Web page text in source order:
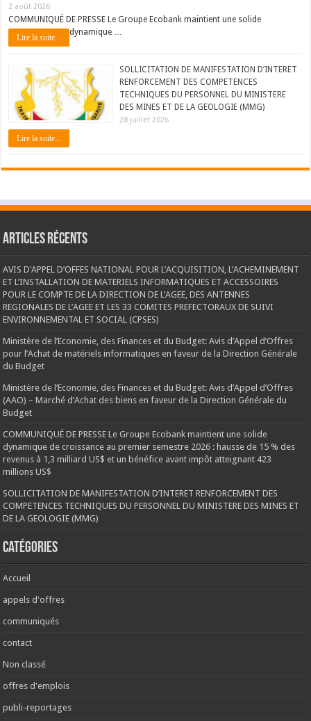
2 août 2026
COMMUNIQUÉ DE PRESSE Le Groupe Ecobank maintient une solide
dynamique …
Lire la suite...
SOLLICITATION DE MANIFESTATION D’INTERET
RENFORCEMENT DES COMPETENCES
TECHNIQUES DU PERSONNEL DU MINISTERE
DES MINES ET DE LA GEOLOGIE (MMG)
28 juillet 2026
Lire la suite...
Articles récents
AVIS D’APPEL D’OFFES NATIONAL POUR L’ACQUISITION, L’ACHEMINEMENT
ET L’INSTALLATION DE MATERIELS INFORMATIQUES ET ACCESSOIRES
POUR LE COMPTE DE LA DIRECTION DE L’AGEE, DES ANTENNES
REGIONALES DE L’AGEE ET LES 33 COMITES PREFECTORAUX DE SUIVI
ENVIRONNEMENTAL ET SOCIAL (CPSES)
Ministère de l’Economie, des Finances et du Budget: Avis d’Appel d’Offres
pour l’Achat de matériels informatiques en faveur de la Direction Générale
du Budget
Ministère de l’Economie, des Finances et du Budget: Avis d’Appel d’Offres
(AAO) – Marché d’Achat des biens en faveur de la Direction Générale du
Budget
COMMUNIQUÉ DE PRESSE Le Groupe Ecobank maintient une solide
dynamique de croissance au premier semestre 2026 : hausse de 15 % des
revenus à 1,3 milliard US$ et un bénéfice avant impôt atteignant 423
millions US$
SOLLICITATION DE MANIFESTATION D’INTERET RENFORCEMENT DES
COMPETENCES TECHNIQUES DU PERSONNEL DU MINISTERE DES MINES ET
DE LA GEOLOGIE (MMG)
Catégories
Accueil
appels d'offres
communiqués
contact
Non classé
offres d'emplois
publi-reportages